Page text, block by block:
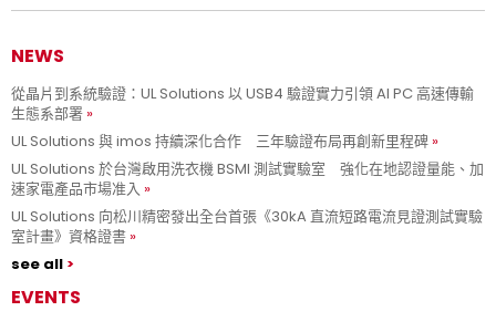
NEWS
從晶片到系統驗證：UL Solutions 以 USB4 驗證實力引領 AI PC 高速傳輸
生態系部署
UL Solutions 與 imos 持續深化合作 三年驗證布局再創新里程碑
UL Solutions 於台灣啟用洗衣機 BSMI 測試實驗室 強化在地認證量能、加
速家電產品市場准入
UL Solutions 向松川精密發出全台首張《30kA 直流短路電流見證測試實驗
室計畫》資格證書
see all
EVENTS